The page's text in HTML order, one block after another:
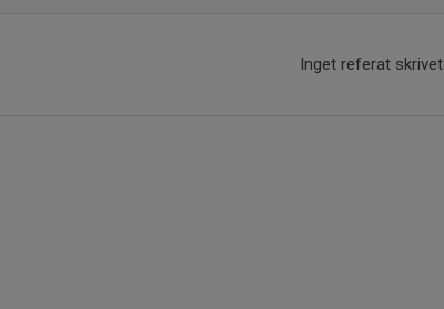
Inget referat skrivet